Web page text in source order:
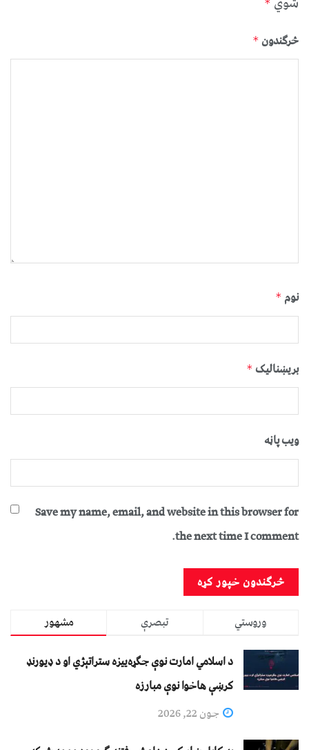
*
څرگندون *
نوم *
بریښنالیک *
ویب پاڼه
Save my name, email, and website in this browser for
the next time I comment.
مشهور تبصرې
وروستي
د اسلامي امارت نوې جګړه‌ییزه ستراتېژي او د ډیورنډ
کرښې هاخوا نوې مبارزه
جون 22, 2026